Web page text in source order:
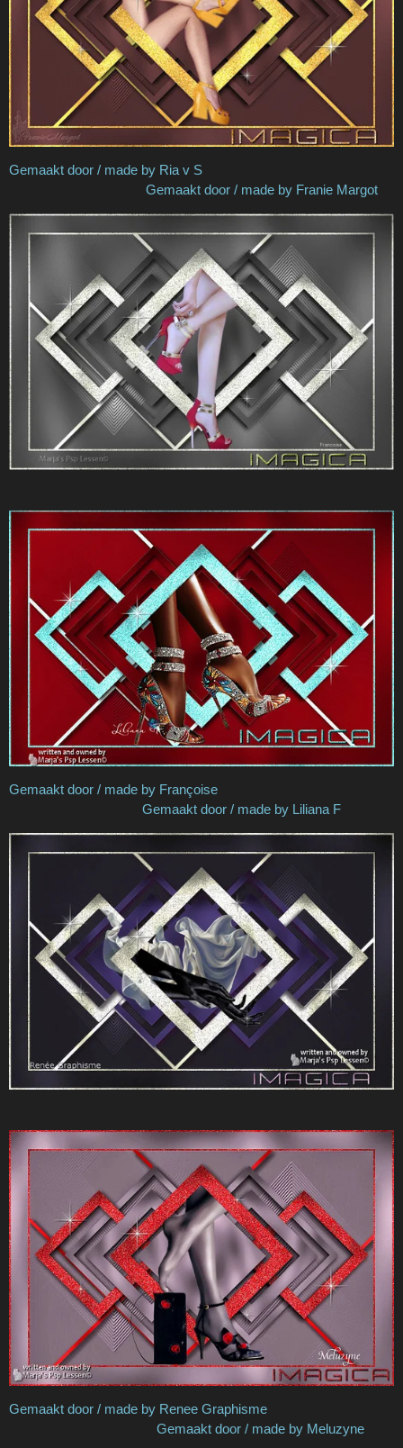
Gemaakt door / made by Ria v S
Gemaakt door / made by Franie Margot
Gemaakt door / made by Françoise
Gemaakt door / made by Liliana F
Gemaakt door / made by Renee Graphisme
Gemaakt door / made by Meluzyne